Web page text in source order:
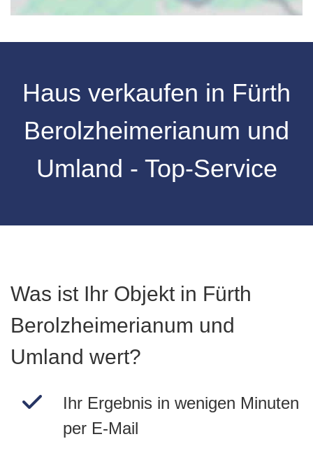
Haus verkaufen in Fürth
Berolzheimerianum und
Umland - Top-Service
Was ist Ihr Objekt in Fürth
Berolzheimerianum und
Umland wert?
Ihr Ergebnis in wenigen Minuten
per E-Mail